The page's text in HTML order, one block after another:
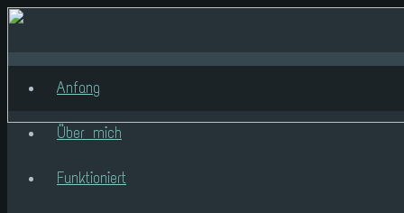
Anfang
Über mich
Funktioniert